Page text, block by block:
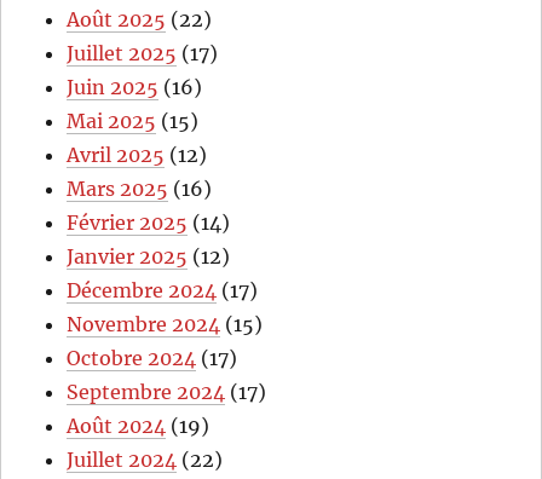
Août 2025 (22)
Juillet 2025 (17)
Juin 2025 (16)
Mai 2025 (15)
Avril 2025 (12)
Mars 2025 (16)
Février 2025 (14)
Janvier 2025 (12)
Décembre 2024 (17)
Novembre 2024 (15)
Octobre 2024 (17)
Septembre 2024 (17)
Août 2024 (19)
Juillet 2024 (22)